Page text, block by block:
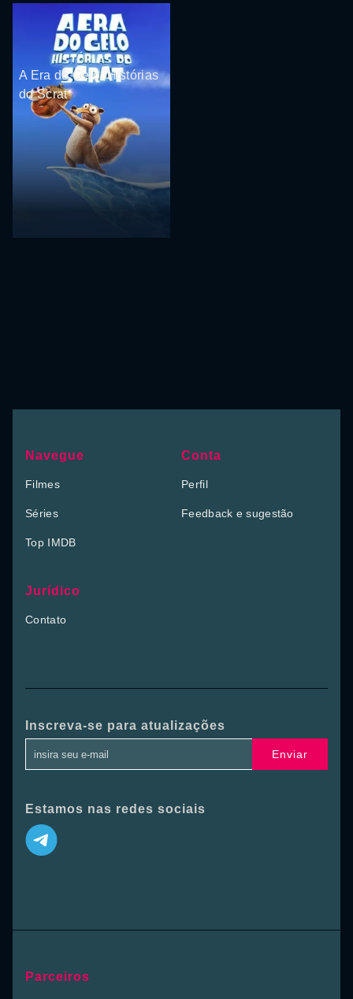
A Era do Gelo: Histórias
do Scrat
Navegue
Filmes
Séries
Top IMDB
Conta
Perfil
Feedback e sugestão
Jurídico
Contato
Inscreva-se para atualizações
Enviar
Estamos nas redes sociais
Parceiros